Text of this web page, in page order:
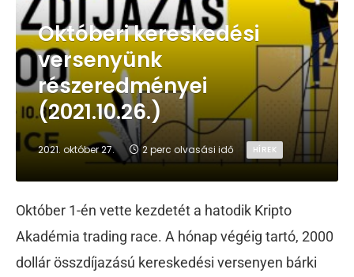
Októberi kereskedési
versenyünk
részeredményei
(2021.10.26.)
2021. október 27. 2 perc olvasási idő HÍREK
Október 1-én vette kezdetét a hatodik Kripto
Akadémia trading race. A hónap végéig tartó, 2000
dollár összdíjazású kereskedési versenyen bárki